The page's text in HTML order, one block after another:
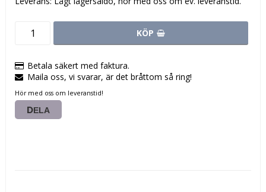
KÖP
Betala säkert med faktura.
Maila oss, vi svarar, är det bråttom så ring!
Hör med oss om leveranstid!
DELA